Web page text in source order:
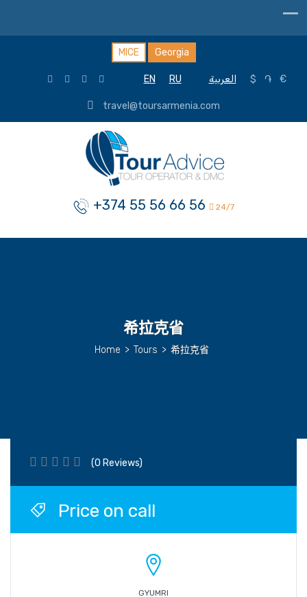
MICE Georgia
EN RU العربية $ ֏ €
travel@toursarmenia.com
+374 55 56 66 56 24/7
希拉克省
Home > Tours > 希拉克省
(0 Reviews)
Price on call
GYUMRI